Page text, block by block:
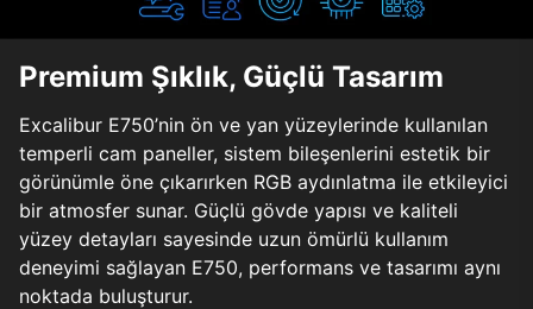
Premium Şıklık, Güçlü Tasarım
Excalibur E750’nin ön ve yan yüzeylerinde kullanılan
temperli cam paneller, sistem bileşenlerini estetik bir
görünümle öne çıkarırken RGB aydınlatma ile etkileyici
bir atmosfer sunar. Güçlü gövde yapısı ve kaliteli
yüzey detayları sayesinde uzun ömürlü kullanım
deneyimi sağlayan E750, performans ve tasarımı aynı
noktada buluşturur.